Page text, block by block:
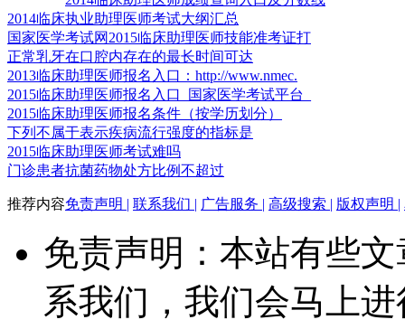
2014临床执业助理医师考试大纲汇总
国家医学考试网2015临床助理医师技能准考证打
正常乳牙在口腔内存在的最长时间可达
2013临床助理医师报名入口：http://www.nmec.
2015临床助理医师报名入口_国家医学考试平台_
2015临床助理医师报名条件（按学历划分）
下列不属于表示疾病流行强度的指标是
2015临床助理医师考试难吗
门诊患者抗菌药物处方比例不超过
推荐内容免责声明 | 联系我们 | 广告服务 | 高级搜索 | 版权声明 |
免责声明：本站有些
系我们，我们会马上